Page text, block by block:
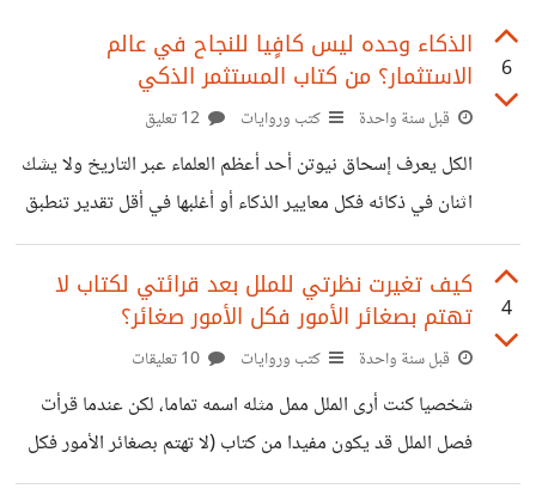
6
الذكاء وحده ليس كافٍيا للنجاح في عالم
الاستثمار؟ من كتاب المستثمر الذكي
قبل سنة واحدة كتب وروايات
الكل يعرف إسحاق نيوتن أحد أعظم العلماء عبر التاريخ ولا يشك
اثنان في ذكائه فكل معايير الذكاء أو أغلبها في أقل تقدير تنطبق
عليه، لكن إسحاق نيوتن لم يكن مستثمرا ذكيا كما وُصِف في
كتاب المستثمر الذكي لبنيامين جراهام، وذلك لأنه استثمر في
أسهم إحدى الشركات البريطانية تدعى ساوث سي. وفي لحظة
من اللحظات شعر نيوتن بجنون السوق فقرر التخلص من تلك
الأسهم وحصل على ربح 100 ٪ ما يقدر آنذاك بـ 7000 جنيه
إسترليني. وبعد أشهر قرر أن يستثمر
4
كيف تغيرت نظرتي للملل بعد قرائتي لكتاب لا
تهتم بصغائر الأمور فكل الأمور صغائر؟
قبل سنة واحدة كتب وروايات
شخصيا كنت أرى الملل ممل مثله اسمه تماما، لكن عندما قرأت
فصل الملل قد يكون مفيدا من كتاب (لا تهتم بصغائر الأمور فكل
الأمور صغائر) فكرت في الأمر فعلا وتغيرت نظرتي للملل نسبيا